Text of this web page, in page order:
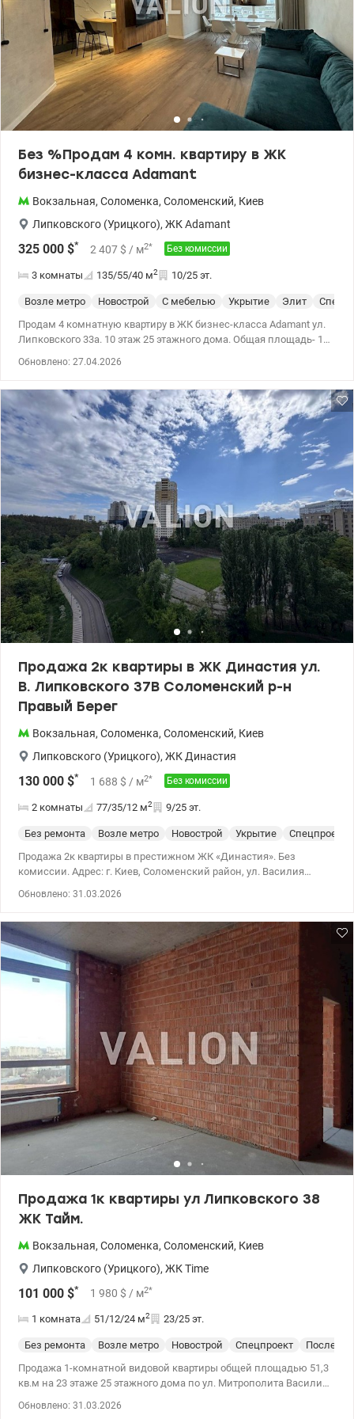
подъезд, новый лифт, обустроено укрытие. Во дворе есть
парковка авто. Квартира светлая и уютная, с великолепным
панорамным видом. Дом находится в 10 минутах ходьбы от
метро Вокзальная, рядом школа, детский сад, магазины,
прекрасно развитая инфраструктура. З воните для просмотров!
Цена 67 500 у.е. Марина 0937935908 valion.ua/1147944
Без %Продам 4 комн. квартиру в ЖК
бизнес-класса Adamant
Вокзальная, Соломенка, Соломенский, Киев
Липковского (Урицкого), ЖК Adamant
325 000 $* 2 407 $ / м2* Без комиссии
3 комнаты 135/55/40 м2 10/25 эт.
Возле метро Новострой С мебелью Укрытие Элит
Продам 4 комнатную квартиру в ЖК бизнес-класса Adamant ул.
Липковского 33а. 10 этаж 25 этажного дома. Общая площадь- 135
бытовая техника., квартира полностью укомплектована
мебелью. Рациональная планировка: 3- спальни, кухня-
гостинная, два санузла, две застекленные лоджии. Закрытая
территория дома, видеонаблюдение, охрана, есть подземный
паркинг, У дома есть собственные солнечные батареи, есть
также генератор. Рядом есть вся необходимая инфрастуктура:
супермаркеты, салоны-красоты, школа и гимназия. Рядом в 5
минутах -Соломенская лесопарковая зона. 325 000 у.е Без
комиссии. Светлана, тел. 096-126-02-44. valion.ua/1143448
Обновлено: 27.04.2026
Продажа 2к квартиры в ЖК Династия ул.
В. Липковского 37В Соломенский р-н
Правый Берег
Вокзальная, Соломенка, Соломенский, Киев
Липковского (Урицкого), ЖК Династия
130 000 $* 1 688 $ / м2* Без комиссии
2 комнаты 77/35/12 м2 9/25 эт.
Без ремонта Возле метро Новострой Укрытие
Спецпроект
Продажа 2к квартиры в престижном ЖК «Династия». Без
комиссии. Адрес: г. Киев, Соломенский район, ул. Василия
Жилая – 35 м² • Кухня – 12 м² • Высота потолков – 2.7 м
Планировка квартиры: • Просторная кухня с выходом на лоджию
• Две отдельные комнаты • Раздельный санузел • Просторный
коридор с возможностью обустройства гардероба • Две большие
лоджии (не застеклены) Квартира светлая и просторная, в
жилом состоянии, с возможностью реализовать
индивидуальный дизайнерский проект. О ЖК «Династия»:
Современный жилищный комплекс бизнес-класса,
построенный в 2018 году. Закрытая территория, круглосуточная
охрана, видеонаблюдение, система контроля доступа,
собственная сервисная компания. Есть подземный паркинг,
гостевые стоянки, детские и спортивные площадки, также
щеленые зоны отдыха. На первых этажах расположены
коммерческие помещения: продуктовые магазины, аптеки,
кафе, салоны красоты, отделения банков. Инфраструктура: • 5
мин пешком до метро Вокзальная • 10 мин в центр города •
Рядом детские сады, школы, фитнес-клубы • Удобная
Кино, McDonald's Цена 130 000 у.е. Виктор 0935705384
valion.ua/1137685
Обновлено: 31.03.2026
Продажа 1к квартиры ул Липковского 38
ЖК Тайм.
Вокзальная, Соломенка, Соломенский, Киев
Липковского (Урицкого), ЖК Time
101 000 $* 1 980 $ / м2*
1 комната 51/12/24 м2 23/25 эт.
Без ремонта Возле метро Новострой Спецпроект
После
Продажа 1-комнатной видовой квартиры общей площадью 51,3
кв.м на 23 этаже 25 этажного дома по ул. Митрополита Василия
Обновлено: 31.03.2026